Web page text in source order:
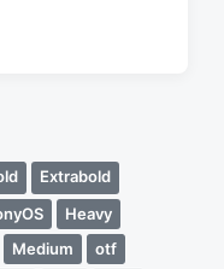
Extrabold
Heavy
Medium
otf